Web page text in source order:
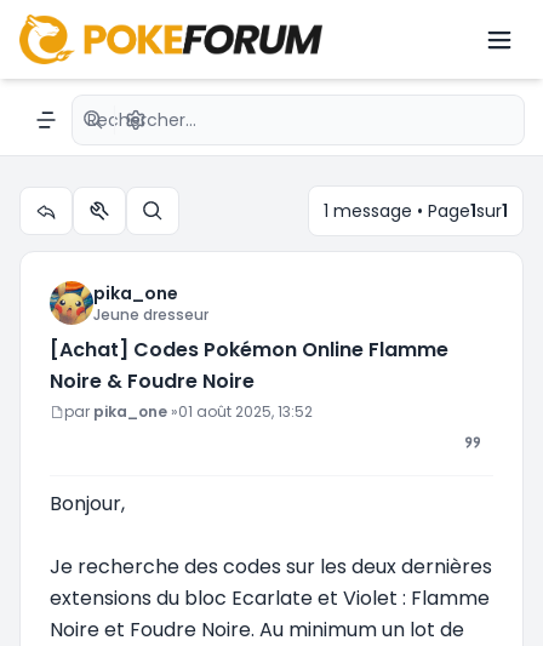
[Achat] Codes Pokémon Online Flamme
Noire & Foudre Noire
Navigation menu
Recherche avancée
Outils du sujet
Rechercher 1 message • Page1sur1
pika_one
Jeune dresseur
[Achat] Codes Pokémon Online Flamme
Noire & Foudre Noire
Message
par pika_one »01 août 2025, 13:52
Bonjour,
Je recherche des codes sur les deux dernières
extensions du bloc Ecarlate et Violet : Flamme
Noire et Foudre Noire. Au minimum un lot de